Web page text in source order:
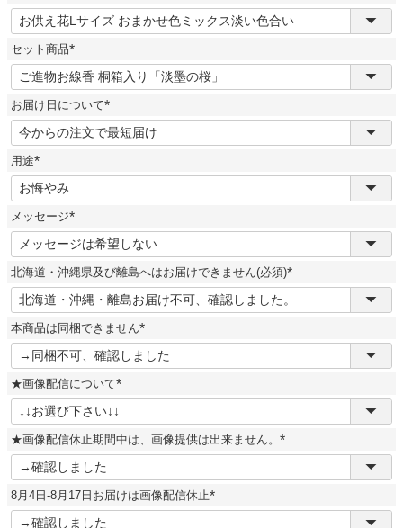
(
必
須
セット商品
(
必
須
)
お届け日について
(
必
須
用途
(
必
須
)
メッセージ
(
必
須
)
北海道・沖縄県及び離島へはお届けできません(必須)
(
必
須
本商品は同梱できません
(
必
須
★画像配信について
(
必
須
)
★画像配信休止期間中は、画像提供は出来ません。
(
須
8月4日-8月17日お届けは画像配信休止
(